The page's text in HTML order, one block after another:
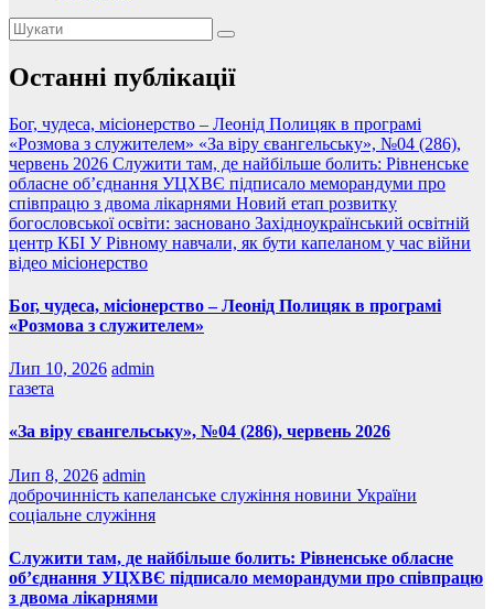
Останні публікації
Бог, чудеса, місіонерство – Леонід Полицяк в програмі
«Розмова з служителем» «За віру євангельську», №04 (286),
червень 2026 Служити там, де найбільше болить: Рівненське
обласне об’єднання УЦХВЄ підписало меморандуми про
співпрацю з двома лікарнями Новий етап розвитку
богословської освіти: засновано Західноукраїнський освітній
центр КБІ У Рівному навчали, як бути капеланом у час війни
відео місіонерство
Бог, чудеса, місіонерство – Леонід Полицяк в програмі
«Розмова з служителем»
Лип 10, 2026 admin
газета
«За віру євангельську», №04 (286), червень 2026
Лип 8, 2026 admin
доброчинність капеланське служіння новини України
соціальне служіння
Служити там, де найбільше болить: Рівненське обласне
об’єднання УЦХВЄ підписало меморандуми про співпрацю
з двома лікарнями